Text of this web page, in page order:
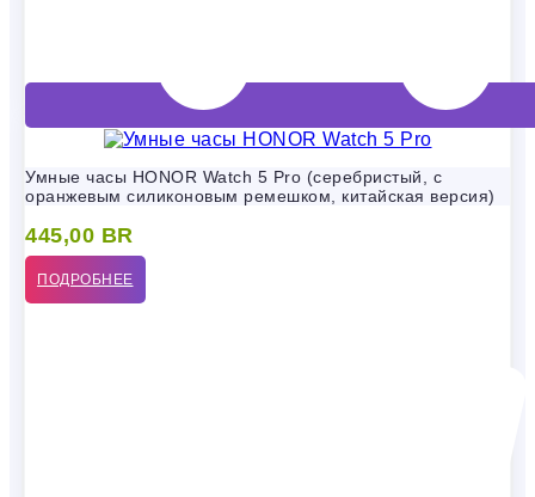
Умные часы HONOR Watch 5 Pro (серебристый, с
оранжевым силиконовым ремешком, китайская версия)
445,00 BR
ПОДРОБНЕЕ